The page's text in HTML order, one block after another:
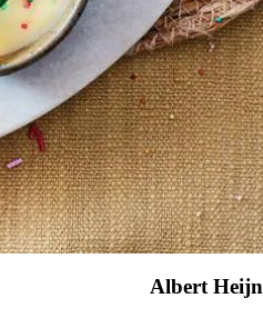
Albert Heijn